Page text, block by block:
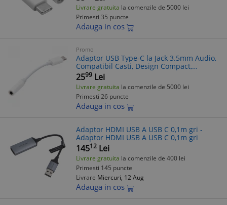
Livrare gratuita la comenzile de 5000 lei
Primesti 35 puncte
Adauga in cos
Promo
Adaptor USB Type-C la Jack 3.5mm Audio,
Compatibil Casti, Design Compact,
Materiale Premium
2599 Lei
Livrare gratuita la comenzile de 5000 lei
Primesti 26 puncte
Adauga in cos
Adaptor HDMI USB A USB C 0,1m gri -
Adaptor HDMI USB A USB C 0,1m gri
14512 Lei
Livrare gratuita la comenzile de 400 lei
Primesti 145 puncte
Livrare Miercuri, 12 Aug
Adauga in cos